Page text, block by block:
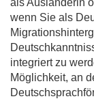
als Ausländerin
wenn Sie als
integriert zu
Möglichkeit, an